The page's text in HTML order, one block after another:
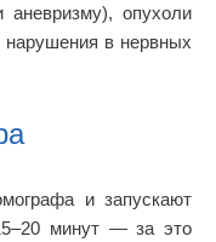
аневризму), опухоли
нарушения в нервных
и запускают
минут — за это